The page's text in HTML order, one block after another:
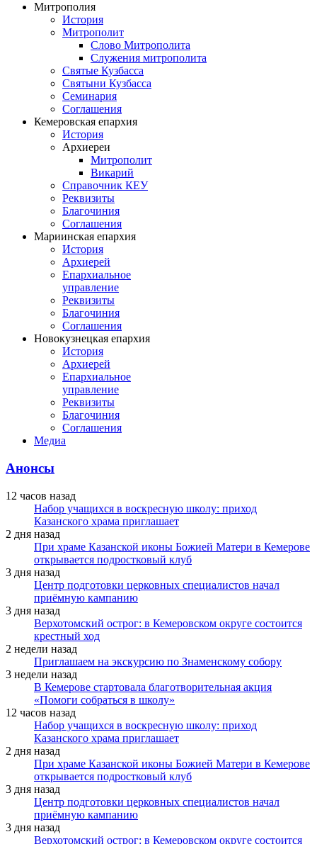
Митрополия
История
Митрополит
Слово Митрополита
Служения митрополита
Святые Кузбасса
Святыни Кузбасса
Семинария
Соглашения
Кемеровская епархия
История
Архиереи
Митрополит
Викарий
Справочник КЕУ
Реквизиты
Благочиния
Соглашения
Мариинская епархия
История
Архиерей
Епархиальное
управление
Реквизиты
Благочиния
Соглашения
Новокузнецкая епархия
История
Архиерей
Епархиальное
управление
Реквизиты
Благочиния
Соглашения
Медиа
Анонсы
12 часов назад
Набор учащихся в воскресную школу: приход
Казанского храма приглашает
2 дня назад
При храме Казанской иконы Божией Матери в Кемерове
открывается подростковый клуб
3 дня назад
Центр подготовки церковных специалистов начал
приёмную кампанию
3 дня назад
Верхотомский острог: в Кемеровском округе состоится
крестный ход
2 недели назад
Приглашаем на экскурсию по Знаменскому собору
3 недели назад
В Кемерове стартовала благотворительная акция
«Помоги собраться в школу»
12 часов назад
Набор учащихся в воскресную школу: приход
Казанского храма приглашает
2 дня назад
При храме Казанской иконы Божией Матери в Кемерове
открывается подростковый клуб
3 дня назад
Центр подготовки церковных специалистов начал
приёмную кампанию
3 дня назад
Верхотомский острог: в Кемеровском округе состоится